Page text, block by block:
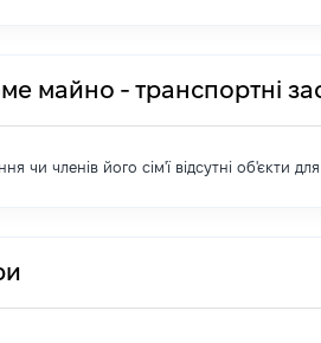
майно - транспортні
чи членів його сім'ї відсутні об'єкти